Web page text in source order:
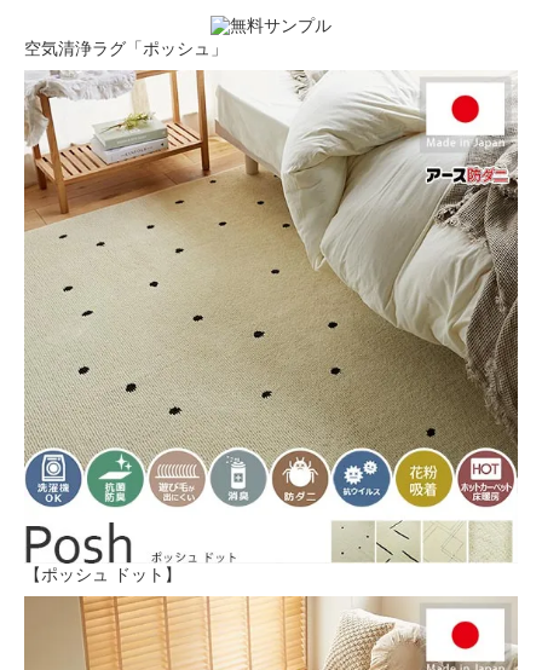
空気清浄ラグ「ポッシュ」
【ポッシュ ドット】